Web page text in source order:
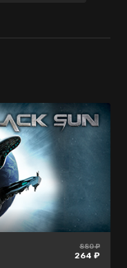
880 ₽
264 ₽
нет в
продаже
999 ₽
649 ₽